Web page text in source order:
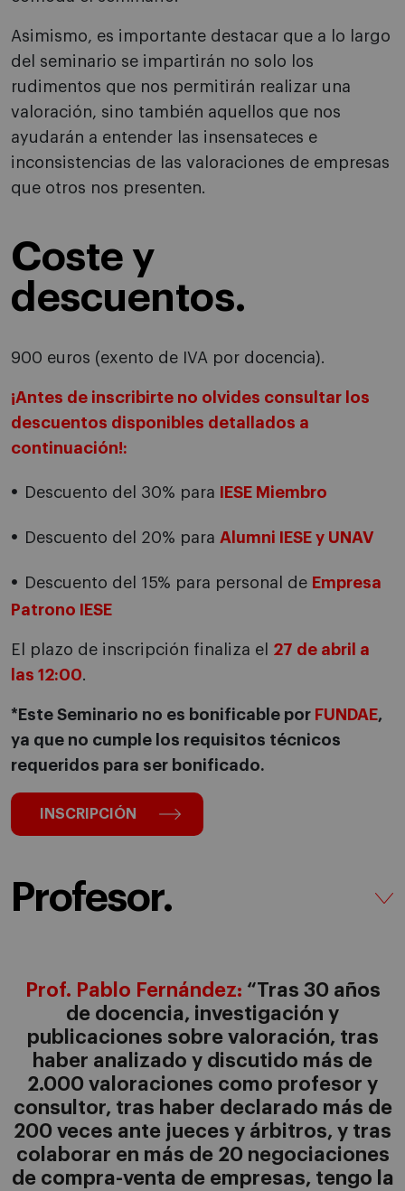
Asimismo, es importante destacar que a lo largo
del seminario se impartirán no solo los
rudimentos que nos permitirán realizar una
valoración, sino también aquellos que nos
ayudarán a entender las insensateces e
inconsistencias de las valoraciones de empresas
que otros nos presenten.
Coste y
descuentos.
900 euros (exento de IVA por docencia).
¡Antes de inscribirte no olvides consultar los
descuentos disponibles detallados a
continuación!:
Descuento del 30% para IESE Miembro
Descuento del 20% para Alumni IESE y UNAV
Descuento del 15% para personal de Empresa
Patrono IESE
El plazo de inscripción finaliza el 27 de abril
a
las 12:00.
*Este Seminario no es bonificable por FUNDAE,
ya que no cumple los requisitos técnicos
requeridos para ser bonificado.
INSCRIPCIÓN
Profesor.
Prof. Pablo Fernández: “Tras 30 años
de docencia, investigación y
publicaciones sobre valoración, tras
haber analizado y discutido más de
2.000 valoraciones como profesor y
consultor, tras haber declarado más de
200 veces ante jueces y árbitros, y tras
colaborar en más de 20 negociaciones
de compra-venta de empresas, tengo la